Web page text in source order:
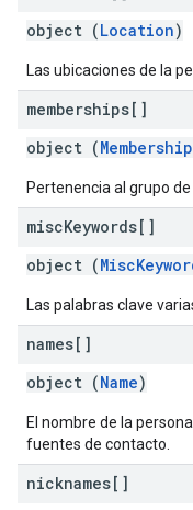
object (Location)
Las ubicaciones de la
memberships[]
object (Membership
Pertenencia al grupo de
miscKeywords[]
object (
Las palabras clave
names[]
object (Name)
El nombre de la
fuentes de contacto.
nicknames[]